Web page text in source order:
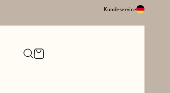
Kundeservice